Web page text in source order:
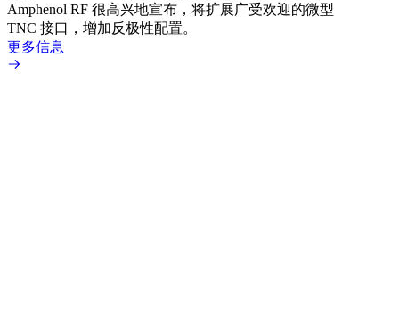
Amphenol RF 很高兴地宣布，将扩展广受欢迎的微型
TNC 接口，增加反极性配置。
更多信息